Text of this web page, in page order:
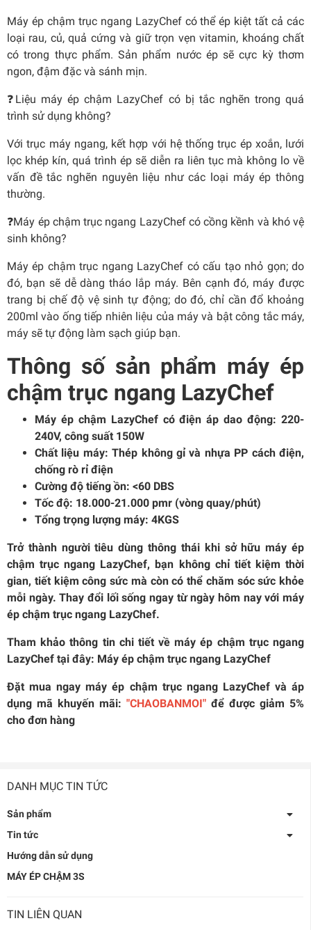
DANH MỤC TIN TỨC
Sản phẩm
Tin tức
Hướng dẫn sử dụng
MÁY ÉP CHẬM 3S
TIN LIÊN QUAN
Máy ép chậm trục ngang LazyChef có thể ép kiệt tất cả các
loại rau, củ, quả cứng và giữ trọn vẹn vitamin, khoáng chất
có trong thực phẩm. Sản phẩm nước ép sẽ cực kỳ thơm
ngon, đậm đặc và sánh mịn.
❓Liệu máy ép chậm LazyChef có bị tắc nghẽn trong quá
trình sử dụng không?
Với trục máy ngang, kết hợp với hệ thống trục ép xoắn, lưới
lọc khép kín, quá trình ép sẽ diễn ra liên tục mà không lo về
vấn đề tắc nghẽn nguyên liệu như các loại máy ép thông
thường.
❓Máy ép chậm trục ngang LazyChef có cồng kềnh và khó vệ
sinh không?
Máy ép chậm trục ngang LazyChef có cấu tạo nhỏ gọn; do
đó, bạn sẽ dễ dàng tháo lắp máy. Bên cạnh đó, máy được
trang bị chế độ vệ sinh tự động; do đó, chỉ cần đổ khoảng
200ml vào ống tiếp nhiên liệu của máy và bật công tắc máy,
máy sẽ tự động làm sạch giúp bạn.
Thông số sản phẩm máy ép
chậm trục ngang LazyChef
Máy ép chậm LazyChef có điện áp dao động: 220-
240V, công suất 150W
Chất liệu máy: Thép không gỉ và nhựa PP cách điện,
chống rò rỉ điện
Cường độ tiếng ồn: <60 DBS
Tốc độ: 18.000-21.000 pmr (vòng quay/phút)
Tổng trọng lượng máy: 4KGS
Trở thành người tiêu dùng thông thái khi sở hữu máy ép
chậm trục ngang LazyChef, bạn không chỉ tiết kiệm thời
gian, tiết kiệm công sức mà còn có thể chăm sóc sức khỏe
mỗi ngày. Thay đổi lối sống ngay từ ngày hôm nay với máy
ép chậm trục ngang LazyChef.
Tham khảo thông tin chi tiết về máy ép chậm trục ngang
LazyChef tại đây: Máy ép chậm trục ngang LazyChef
Đặt mua ngay máy ép chậm trục ngang LazyChef và áp
dụng mã khuyến mãi: "CHAOBANMOI" để được giảm 5%
cho đơn hàng